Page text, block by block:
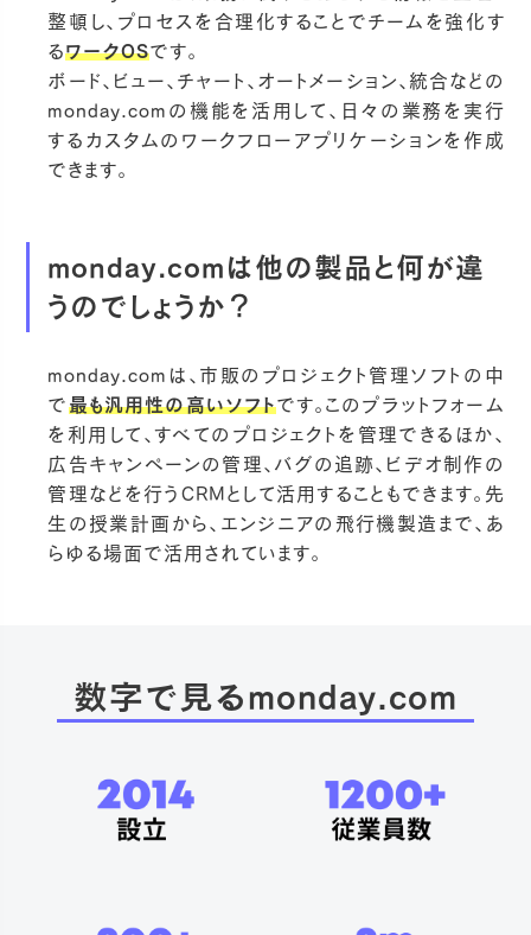
整頓し、プロセスを合理化することでチームを強化す
るワークOSです。
ボード、ビュー、チャート、オートメーション、統合などの
monday.comの機能を活用して、日々の業務を実行
するカスタムのワークフローアプリケーションを作成
できます。
monday.comは他の製品と何が違
うのでしょうか？
monday.comは、市販のプロジェクト管理ソフトの中
で最も汎用性の高いソフトです。このプラットフォーム
を利用して、すべてのプロジェクトを管理できるほか、
広告キャンペーンの管理、バグの追跡、ビデオ制作の
管理などを行うCRMとして活用することもできます。先
生の授業計画から、エンジニアの飛行機製造まで、あ
らゆる場面で活用されています。
数字で見るmonday.com